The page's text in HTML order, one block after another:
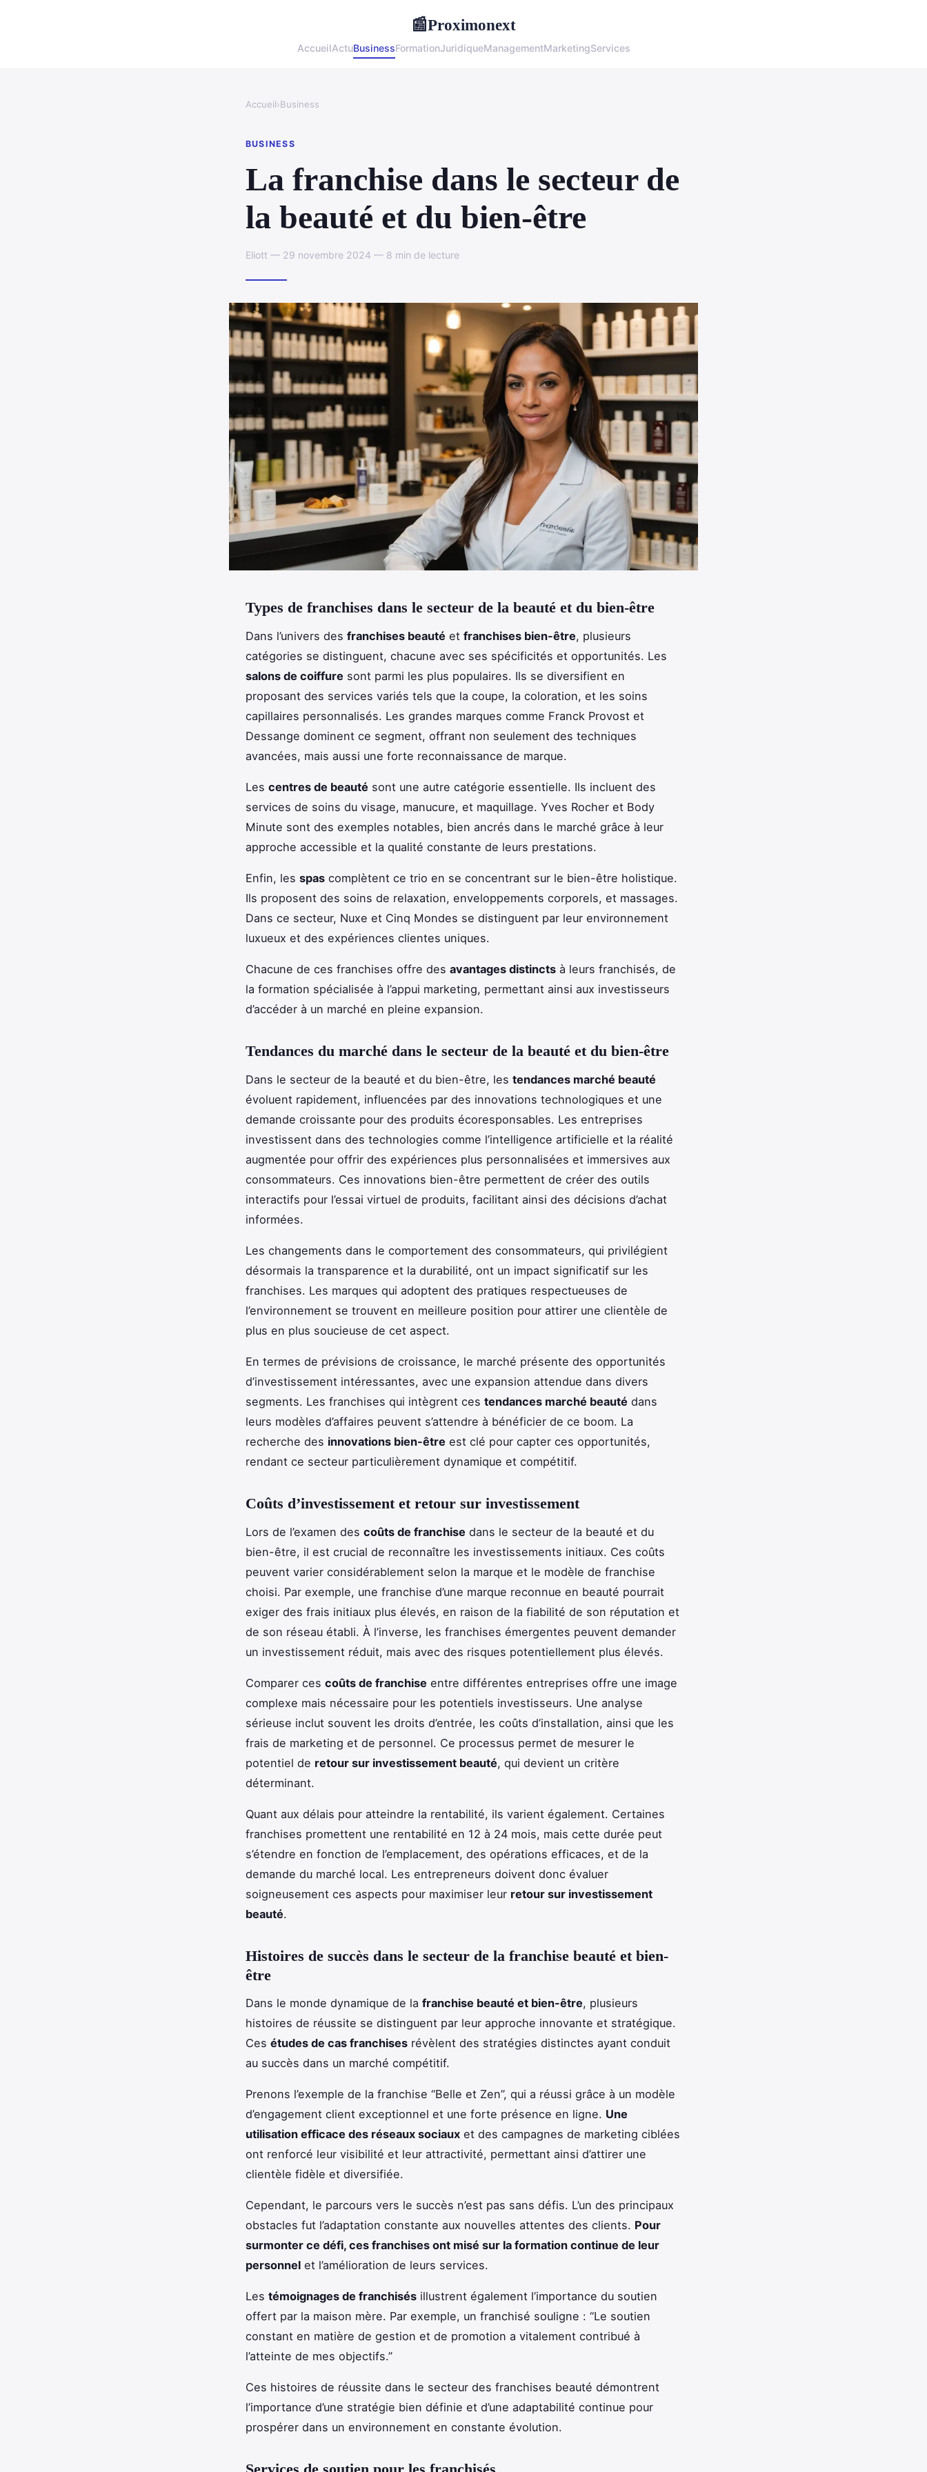
📰Proximonext
AccueilActuBusinessFormationJuridiqueManagementMarketingServices
Accueil›Business
BUSINESS
La franchise dans le secteur de
la beauté et du bien-être
Eliott — 29 novembre 2024 — 8 min de lecture
Types de franchises dans le secteur de la beauté et du bien-être
Dans l’univers des franchises beauté et franchises bien-être, plusieurs
catégories se distinguent, chacune avec ses spécificités et opportunités. Les
salons de coiffure sont parmi les plus populaires. Ils se diversifient en
proposant des services variés tels que la coupe, la coloration, et les soins
capillaires personnalisés. Les grandes marques comme Franck Provost et
Dessange dominent ce segment, offrant non seulement des techniques
avancées, mais aussi une forte reconnaissance de marque.
Les centres de beauté sont une autre catégorie essentielle. Ils incluent des
services de soins du visage, manucure, et maquillage. Yves Rocher et Body
Minute sont des exemples notables, bien ancrés dans le marché grâce à leur
approche accessible et la qualité constante de leurs prestations.
Enfin, les spas complètent ce trio en se concentrant sur le bien-être holistique.
Ils proposent des soins de relaxation, enveloppements corporels, et massages.
Dans ce secteur, Nuxe et Cinq Mondes se distinguent par leur environnement
luxueux et des expériences clientes uniques.
Chacune de ces franchises offre des avantages distincts à leurs franchisés, de
la formation spécialisée à l’appui marketing, permettant ainsi aux investisseurs
d’accéder à un marché en pleine expansion.
Tendances du marché dans le secteur de la beauté et du bien-être
Dans le secteur de la beauté et du bien-être, les tendances marché beauté
évoluent rapidement, influencées par des innovations technologiques et une
demande croissante pour des produits écoresponsables. Les entreprises
investissent dans des technologies comme l’intelligence artificielle et la réalité
augmentée pour offrir des expériences plus personnalisées et immersives aux
consommateurs. Ces innovations bien-être permettent de créer des outils
interactifs pour l’essai virtuel de produits, facilitant ainsi des décisions d’achat
informées.
Les changements dans le comportement des consommateurs, qui privilégient
désormais la transparence et la durabilité, ont un impact significatif sur les
franchises. Les marques qui adoptent des pratiques respectueuses de
l’environnement se trouvent en meilleure position pour attirer une clientèle de
plus en plus soucieuse de cet aspect.
En termes de prévisions de croissance, le marché présente des opportunités
d’investissement intéressantes, avec une expansion attendue dans divers
segments. Les franchises qui intègrent ces tendances marché beauté dans
leurs modèles d’affaires peuvent s’attendre à bénéficier de ce boom. La
recherche des innovations bien-être est clé pour capter ces opportunités,
rendant ce secteur particulièrement dynamique et compétitif.
Coûts d’investissement et retour sur investissement
Lors de l’examen des coûts de franchise dans le secteur de la beauté et du
bien-être, il est crucial de reconnaître les investissements initiaux. Ces coûts
peuvent varier considérablement selon la marque et le modèle de franchise
choisi. Par exemple, une franchise d’une marque reconnue en beauté pourrait
exiger des frais initiaux plus élevés, en raison de la fiabilité de son réputation et
de son réseau établi. À l’inverse, les franchises émergentes peuvent demander
un investissement réduit, mais avec des risques potentiellement plus élevés.
Comparer ces coûts de franchise entre différentes entreprises offre une image
complexe mais nécessaire pour les potentiels investisseurs. Une analyse
sérieuse inclut souvent les droits d’entrée, les coûts d’installation, ainsi que les
frais de marketing et de personnel. Ce processus permet de mesurer le
potentiel de retour sur investissement beauté, qui devient un critère
déterminant.
Quant aux délais pour atteindre la rentabilité, ils varient également. Certaines
franchises promettent une rentabilité en 12 à 24 mois, mais cette durée peut
s’étendre en fonction de l’emplacement, des opérations efficaces, et de la
demande du marché local. Les entrepreneurs doivent donc évaluer
soigneusement ces aspects pour maximiser leur retour sur investissement
beauté.
Histoires de succès dans le secteur de la franchise beauté et bien-
être
Dans le monde dynamique de la franchise beauté et bien-être, plusieurs
histoires de réussite se distinguent par leur approche innovante et stratégique.
Ces études de cas franchises révèlent des stratégies distinctes ayant conduit
au succès dans un marché compétitif.
Prenons l’exemple de la franchise “Belle et Zen”, qui a réussi grâce à un modèle
d’engagement client exceptionnel et une forte présence en ligne. Une
utilisation efficace des réseaux sociaux et des campagnes de marketing ciblées
ont renforcé leur visibilité et leur attractivité, permettant ainsi d’attirer une
clientèle fidèle et diversifiée.
Cependant, le parcours vers le succès n’est pas sans défis. L’un des principaux
obstacles fut l’adaptation constante aux nouvelles attentes des clients. Pour
surmonter ce défi, ces franchises ont misé sur la formation continue de leur
personnel et l’amélioration de leurs services.
Les témoignages de franchisés illustrent également l’importance du soutien
offert par la maison mère. Par exemple, un franchisé souligne : “Le soutien
constant en matière de gestion et de promotion a vitalement contribué à
l’atteinte de mes objectifs.”
Ces histoires de réussite dans le secteur des franchises beauté démontrent
l’importance d’une stratégie bien définie et d’une adaptabilité continue pour
prospérer dans un environnement en constante évolution.